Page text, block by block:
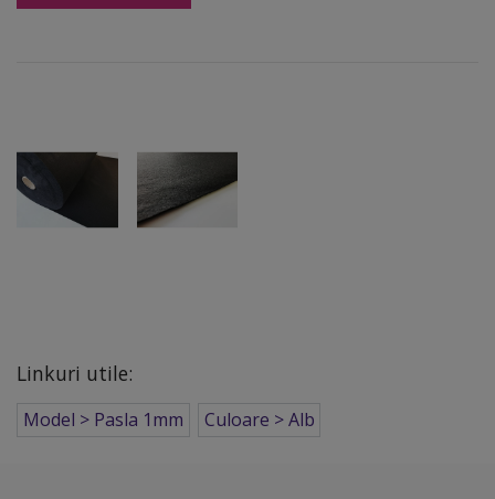
Linkuri utile:
Model > Pasla 1mm Culoare > Alb